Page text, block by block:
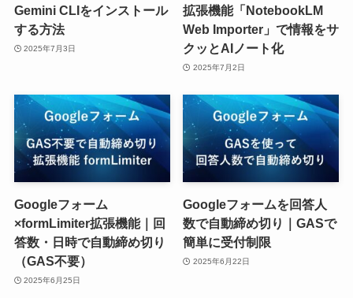
Gemini CLIをインストール
する方法
2025年7月3日
拡張機能「NotebookLM
Web Importer」で情報をサ
クッとAIノート化
2025年7月2日
Googleフォーム
×formLimiter拡張機能｜回
答数・日時で自動締め切り
（GAS不要）
2025年6月25日
Googleフォームを回答人
数で自動締め切り｜GASで
簡単に受付制限
2025年6月22日